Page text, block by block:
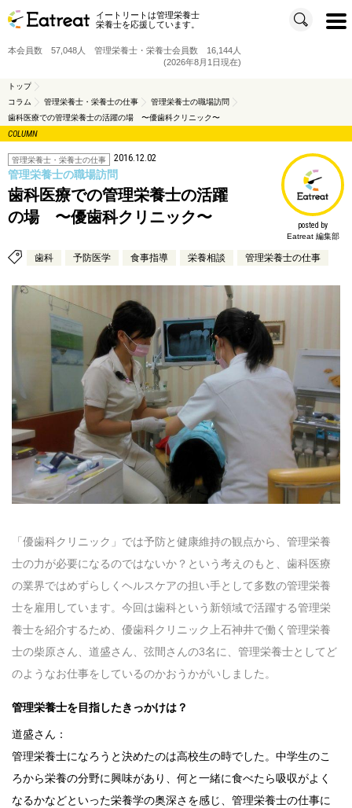
イートリートは管理栄養士
栄養士を応援しています。
t
o
i
本会員数 57,048人 管理栄養士・栄養士会員数 16,144人
(2026年8月1日現在)
トップ
コラム
管理栄養士・栄養士の仕事
管理栄養士の職場訪問
歯科医療での管理栄養士の活躍の場 〜優歯科クリニック〜
COLUMN
管理栄養士・栄養士の仕事 2016.12.02
管理栄養士の職場訪問
歯科医療での管理栄養士の活躍
の場 〜優歯科クリニック〜
posted by
Eatreat 編集部
歯科 予防医学 食事指導 栄養相談 管理栄養士の仕事
「優歯科クリニック」では予防と健康維持の観点から、管理栄養
士の力が必要になるのではないか？という考えのもと、歯科医療
の業界ではめずらしくヘルスケアの担い手として多数の管理栄養
士を雇用しています。今回は歯科という新領域で活躍する管理栄
養士を紹介するため、優歯科クリニック上石神井で働く管理栄養
士の柴原さん、道盛さん、弦間さんの3名に、管理栄養士としてど
のようなお仕事をしているのかおうかがいしました。
管理栄養士を目指したきっかけは？
道盛さん：
管理栄養士になろうと決めたのは高校生の時でした。中学生のこ
ろから栄養の分野に興味があり、何と一緒に食べたら吸収がよく
なるかなどといった栄養学の奥深さを感じ、管理栄養士の仕事に